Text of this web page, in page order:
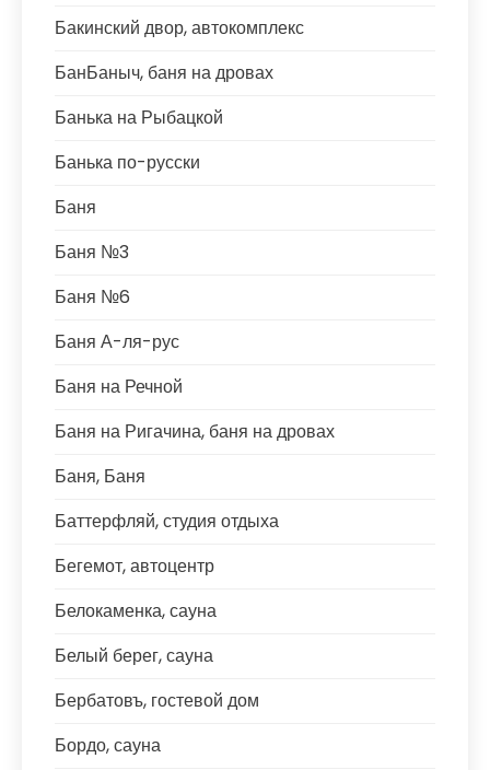
Бакинский двор, автокомплекс
БанБаныч, баня на дровах
Банька на Рыбацкой
Банька по-русски
Баня
Баня №3
Баня №6
Баня А-ля-рус
Баня на Речной
Баня на Ригачина, баня на дровах
Баня, Баня
Баттерфляй, студия отдыха
Бегемот, автоцентр
Белокаменка, сауна
Белый берег, сауна
Бербатовъ, гостевой дом
Бордо, сауна